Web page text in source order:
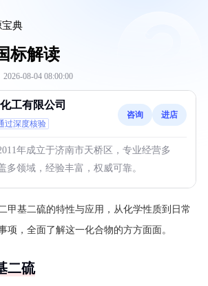
宝典
标解读
2026-08-04 08:00:00
工有限公司
过深度核验
咨询 进店
年成立于济南市天桥区，专业经营多
多领域，经验丰富，权威可靠。
甲基二硫的特性与应用，从化学性质到日常
项，全面了解这一化合物的方方面面。
二硫